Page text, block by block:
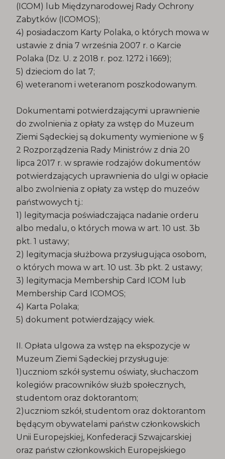
(ICOM) lub Międzynarodowej Rady Ochrony
Zabytków (ICOMOS);
4) posiadaczom Karty Polaka, o których mowa w
ustawie z dnia 7 września 2007 r. o Karcie
Polaka (Dz. U. z 2018 r. poz. 1272 i 1669);
5) dzieciom do lat 7;
6) weteranom i weteranom poszkodowanym.
Dokumentami potwierdzającymi uprawnienie
do zwolnienia z opłaty za wstęp do Muzeum
Ziemi Sądeckiej są dokumenty wymienione w §
2 Rozporządzenia Rady Ministrów z dnia 20
lipca 2017 r. w sprawie rodzajów dokumentów
potwierdzających uprawnienia do ulgi w opłacie
albo zwolnienia z opłaty za wstęp do muzeów
państwowych tj.:
1) legitymacja poświadczająca nadanie orderu
albo medalu, o których mowa w art. 10 ust. 3b
pkt. 1 ustawy;
2) legitymacja służbowa przysługująca osobom,
o których mowa w art. 10 ust. 3b pkt. 2 ustawy;
3) legitymacja Membership Card ICOM lub
Membership Card ICOMOS;
4) Karta Polaka;
5) dokument potwierdzający wiek.
II. Opłata ulgowa za wstęp na ekspozycje w
Muzeum Ziemi Sądeckiej przysługuje:
1)uczniom szkół systemu oświaty, słuchaczom
kolegiów pracowników służb społecznych,
studentom oraz doktorantom;
2)uczniom szkół, studentom oraz doktorantom
będącym obywatelami państw członkowskich
Unii Europejskiej, Konfederacji Szwajcarskiej
oraz państw członkowskich Europejskiego